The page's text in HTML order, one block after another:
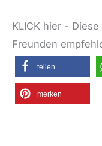
KLICK hier -
Freunden
teilen
merken